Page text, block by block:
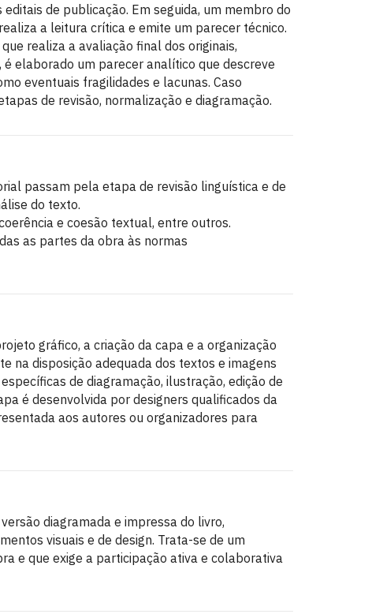
de publicação. Em seguida, um membro do
a leitura crítica e emite um parecer técnico.
realiza a avaliação final dos originais,
elaborado um parecer analítico que descreve
eventuais fragilidades e lacunas. Caso
de revisão, normalização e diagramação.
passam pela etapa de revisão linguística e de
do texto.
e coesão textual, entre outros.
as partes da obra às normas
gráfico, a criação da capa e a organização
na disposição adequada dos textos e imagens
de diagramação, ilustração, edição de
é desenvolvida por designers qualificados da
aos autores ou organizadores para
diagramada e impressa do livro,
visuais e de design. Trata-se de um
e que exige a participação ativa e colaborativa